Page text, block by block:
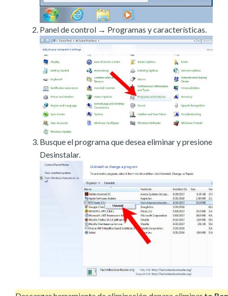
Panel de control → Programas y características.
Busque el programa que desea eliminar y presione
Desinstalar.